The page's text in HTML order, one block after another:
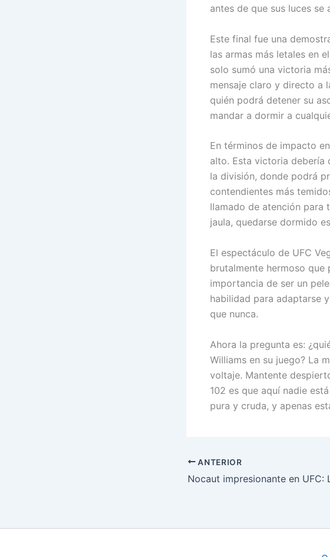
antes de que sus luces se
Este final fue una
las armas más letales en
solo sumó una victoria
mensaje claro y directo a
quién podrá detener su
mandar a dormir a
En términos de impacto
alto. Esta victoria debería
la división, donde podrá
contendientes más
llamado de atención para
jaula, quedarse dormido
El espectáculo de UFC
brutalmente hermoso que
importancia de ser un
habilidad para adaptarse
que nunca.
Ahora la pregunta es:
Williams en su juego? La
voltaje. Mantente
102 es que aquí nadie
pura y cruda, y apenas
ANTERIOR